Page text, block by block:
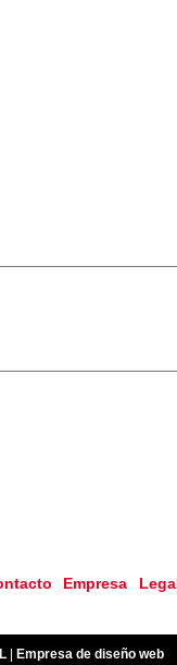
Empresa Legal
| Empresa de diseño web